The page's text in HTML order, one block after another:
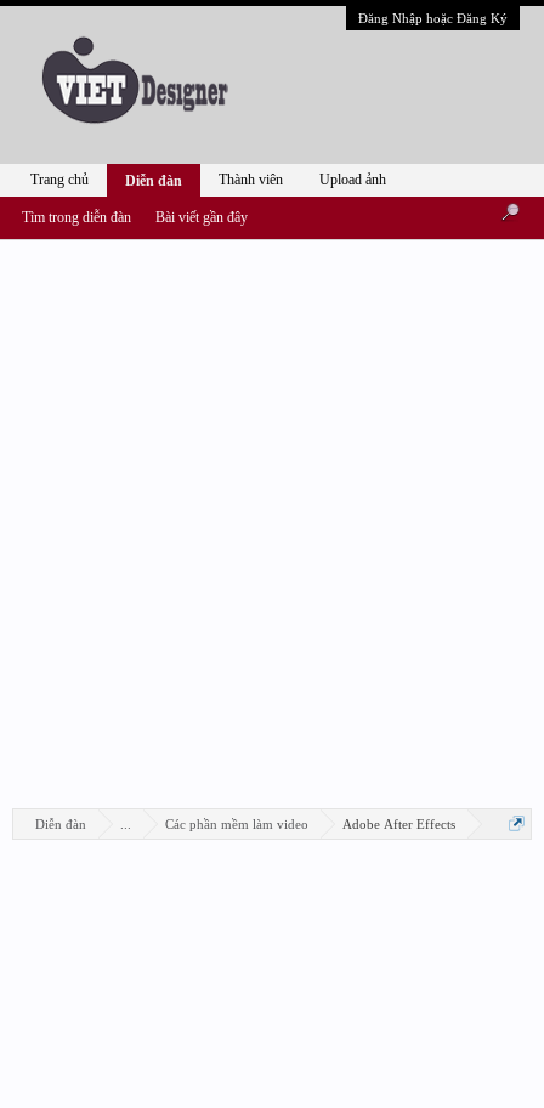
Đăng Nhập hoặc Đăng Ký
Diễn đàn Các phần mềm làm video Adobe After Effects
Trang chủ Diễn đàn
Tìm trong diễn đàn Bài viết gần đây
Thành viên Upload ảnh